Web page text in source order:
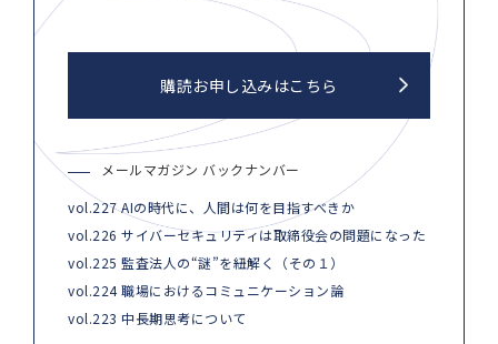
購読お申し込みはこちら
メールマガジン バックナンバー
vol.227 AIの時代に、人間は何を目指すべきか
vol.226 サイバーセキュリティは取締役会の問題になった
vol.225 監査法人の“謎”を紐解く（その１）
vol.224 職場におけるコミュニケーション論
vol.223 中長期思考について